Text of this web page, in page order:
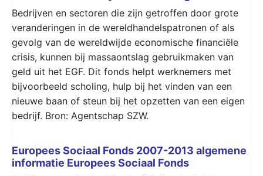
Bedrijven en sectoren die zijn getroffen door grote
veranderingen in de wereldhandelspatronen of als
gevolg van de wereldwijde economische financiële
crisis, kunnen bij massaontslag gebruikmaken van
geld uit het EGF. Dit fonds helpt werknemers met
bijvoorbeeld scholing, hulp bij het vinden van een
nieuwe baan of steun bij het opzetten van een eigen
bedrijf. Bron: Agentschap SZW.
Europees Sociaal Fonds 2007-2013 algemene
informatie Europees Sociaal Fonds